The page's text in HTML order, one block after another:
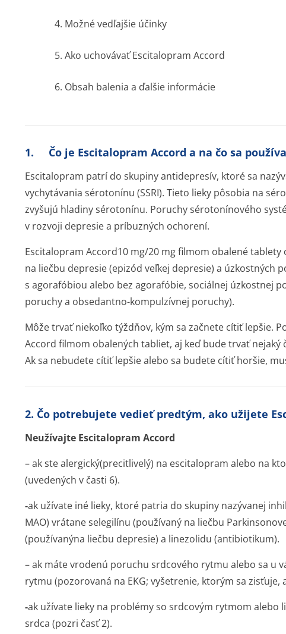
4. Možné vedľajšie účinky
5. Ako uchovávať Escitalopram Accord
6. Obsah balenia a ďalšie informácie
1. Čo je Escitalopram Accord a na čo sa používa
Escitalopram patrí do skupiny antidepresív, ktoré sa
vychytávania sérotonínu (SSRI). Tieto lieky pôsobia na
zvyšujú hladiny sérotonínu. Poruchy sérotonínového
v rozvoji depresie a príbuzných ochorení.
Escitalopram Accord10 mg/20 mg filmom obalené
na liečbu depresie (epizód veľkej depresie) a úzkostných
s agorafóbiou alebo bez agorafóbie, sociálnej úzkostnej
poruchy a obsedantno-kompulzívnej poruchy).
Môže trvať niekoľko týždňov, kým sa začnete cítiť lepšie.
Accord filmom obalených tabliet, aj keď bude trvať nejaký
Ak sa nebudete cítiť lepšie alebo sa budete cítiť horšie,
2. Čo potrebujete vedieť predtým, ako užijete
Neužívajte Escitalopram Accord
– ak ste alergický(pre­citlivelý) na escitalopram alebo na
(uvedených v časti 6).
-ak užívate iné lieky, ktoré patria do skupiny nazývanej
MAO) vrátane selegilínu (používaný na liečbu
(používanýna liečbu depresie) a linezolidu (antibiotikum).
– ak máte vrodenú poruchu srdcového rytmu alebo sa u
rytmu (pozorovaná na EKG; vyšetrenie, ktorým sa zisťuje,
-ak užívate lieky na problémy so srdcovým rytmom alebo
srdca (pozri časť 2).